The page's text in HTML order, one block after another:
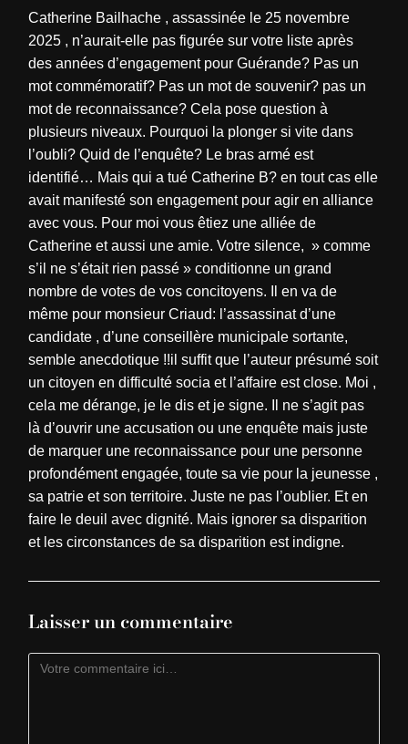
Catherine Bailhache , assassinée le 25 novembre
2025 , n’aurait-elle pas figurée sur votre liste après
des années d’engagement pour Guérande? Pas un
mot commémoratif? Pas un mot de souvenir? pas un
mot de reconnaissance? Cela pose question à
plusieurs niveaux. Pourquoi la plonger si vite dans
l’oubli? Quid de l’enquête? Le bras armé est
identifié… Mais qui a tué Catherine B? en tout cas elle
avait manifesté son engagement pour agir en alliance
avec vous. Pour moi vous êtiez une alliée de
Catherine et aussi une amie. Votre silence, » comme
s’il ne s’était rien passé » conditionne un grand
nombre de votes de vos concitoyens. Il en va de
même pour monsieur Criaud: l’assassinat d’une
candidate , d’une conseillère municipale sortante,
semble anecdotique !!il suffit que l’auteur présumé soit
un citoyen en difficulté socia et l’affaire est close. Moi ,
cela me dérange, je le dis et je signe. Il ne s’agit pas
là d’ouvrir une accusation ou une enquête mais juste
de marquer une reconnaissance pour une personne
profondément engagée, toute sa vie pour la jeunesse ,
sa patrie et son territoire. Juste ne pas l’oublier. Et en
faire le deuil avec dignité. Mais ignorer sa disparition
et les circonstances de sa disparition est indigne.
Laisser un commentaire